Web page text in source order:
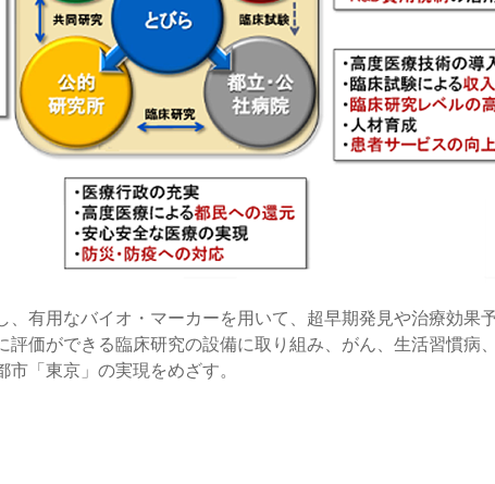
有用なバイオ・マーカーを用いて、超早期発見や治療効果
価ができる臨床研究の設備に取り組み、がん、生活習慣病
「東京」の実現をめざす。